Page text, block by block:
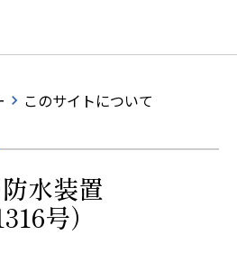
このサイトについて
水装置
号）